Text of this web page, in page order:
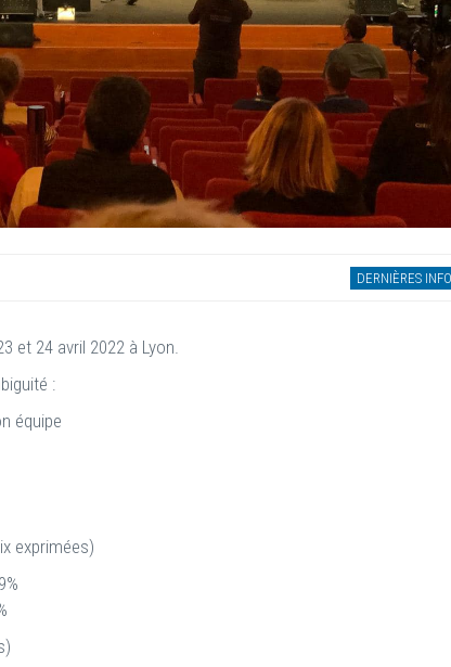
DERNIÈRES
et 24 avril 2022 à Lyon.
:
équipe
exprimées)